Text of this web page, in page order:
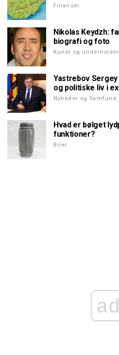
Finanser
Nikolas Keydzh:
biografi og foto
Kunst og
Yastrebov
og politiske liv i
Nyheder og Samfund
Hvad er bølget
funktioner?
Biler
ad